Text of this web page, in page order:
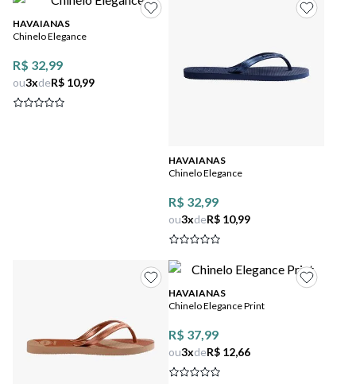
HAVAIANAS
Chinelo Elegance
R$ 32,99
ou3xdeR$ 10,99
HAVAIANAS
Chinelo Elegance
R$ 32,99
ou3xdeR$ 10,99
HAVAIANAS
Chinelo Elegance Print
R$ 37,99
ou3xdeR$ 12,66